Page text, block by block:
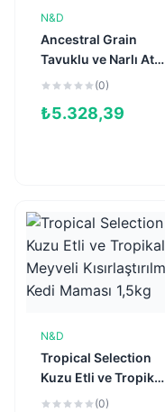
N&D
Ancestral Grain
Tavuklu ve Narlı Ata
Tahıllı
Maması 10kg
(0)
₺5.328,39
N&D
Tropical Selection
Kuzu Etli ve Tropikal
Meyveli
(0)